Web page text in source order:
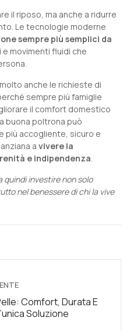
il riposo, ma anche a ridurre
Le tecnologie moderne
sempre più semplici da
movimenti fluidi che
anche le richieste di
sempre più famiglie
il comfort domestico
buona poltrona può
più accogliente, sicuro e
a vivere la
e indipendenza.
investire non solo
nel benessere di chi la vive
Comfort, Durata E
Soluzione